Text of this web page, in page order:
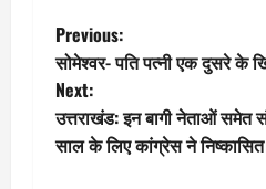
P
o
s
Previous:
सोमेश्वर- पति पत्नी एक दुसरे के
Next:
उत्तराखंड: इन बागी नेताओं समेत
साल के लिए कांग्रेस ने निष्कासित